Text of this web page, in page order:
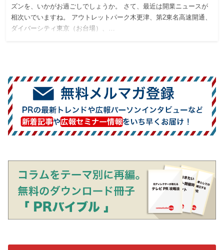
ズンを、いかがお過ごしでしょうか。 さて、最近は開業ニュースが
相次いでいますね。 アウトレットパーク木更津、第2東名高速開通、
ダイバーシティ東京（お台場）、…